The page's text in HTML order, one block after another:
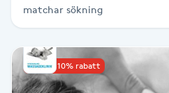
Blowout
Bottenfärg
Brynformning
matchar sökning
Upp till 10% rabatt